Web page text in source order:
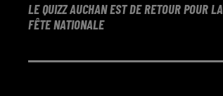
LE QUIZZ AUCHAN EST DE RETOUR POUR LA
FÊTE NATIONALE